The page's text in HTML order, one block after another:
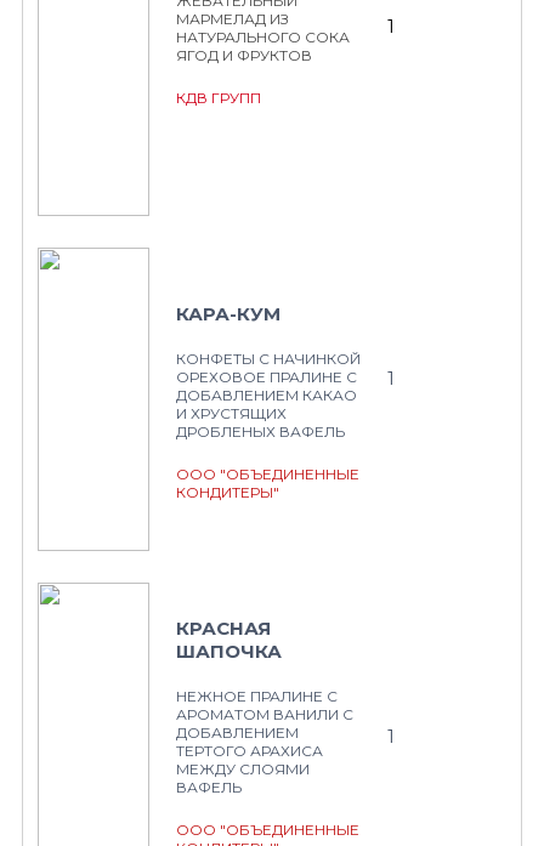
МАРМЕЛАД ИЗ
НАТУРАЛЬНОГО СОКА
ЯГОД И ФРУКТОВ
КДВ ГРУПП
1
КАРА-КУМ
КОНФЕТЫ С НАЧИНКОЙ
ОРЕХОВОЕ ПРАЛИНЕ С
ДОБАВЛЕНИЕМ КАКАО
И ХРУСТЯЩИХ
ДРОБЛЕНЫХ ВАФЕЛЬ
ООО "ОБЪЕДИНЕННЫЕ
КОНДИТЕРЫ"
1
КРАСНАЯ
ШАПОЧКА
НЕЖНОЕ ПРАЛИНЕ С
АРОМАТОМ ВАНИЛИ С
ДОБАВЛЕНИЕМ
ТЕРТОГО АРАХИСА
МЕЖДУ СЛОЯМИ
ВАФЕЛЬ
ООО "ОБЪЕДИНЕННЫЕ
1